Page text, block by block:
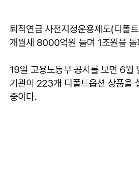
퇴직연금 사전지정운용제도(디폴
개월새 8000억원 늘며 1조원을 돌
19일 고용노동부 공시를 보면 6월
기관이 223개 디폴트옵션 상품을
중이다.